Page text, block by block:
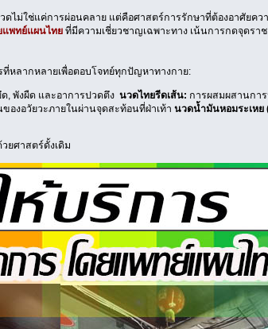
ไม่ใช่แค่การผ่อนคลาย แต่คือศาสตร์การรักษาที่ต้องอาศัยคว
แพทย์แผนไทยที่มีความเชี่ยวชาญเฉพาะทาง เน้นการกดจุดรา
ที่หลากหลายเพื่อตอบโจทย์ทุกปัญหาทางกาย:
, พังผืด และอาการปวดตึง นวดไทยรีดเส้น: การผสมผสานกา
องอวัยวะภายในผ่านจุดสะท้อนที่ฝ่าเท้า นวดน้ำมันหอมระเหย
ยศาสตร์ดั้งเดิม